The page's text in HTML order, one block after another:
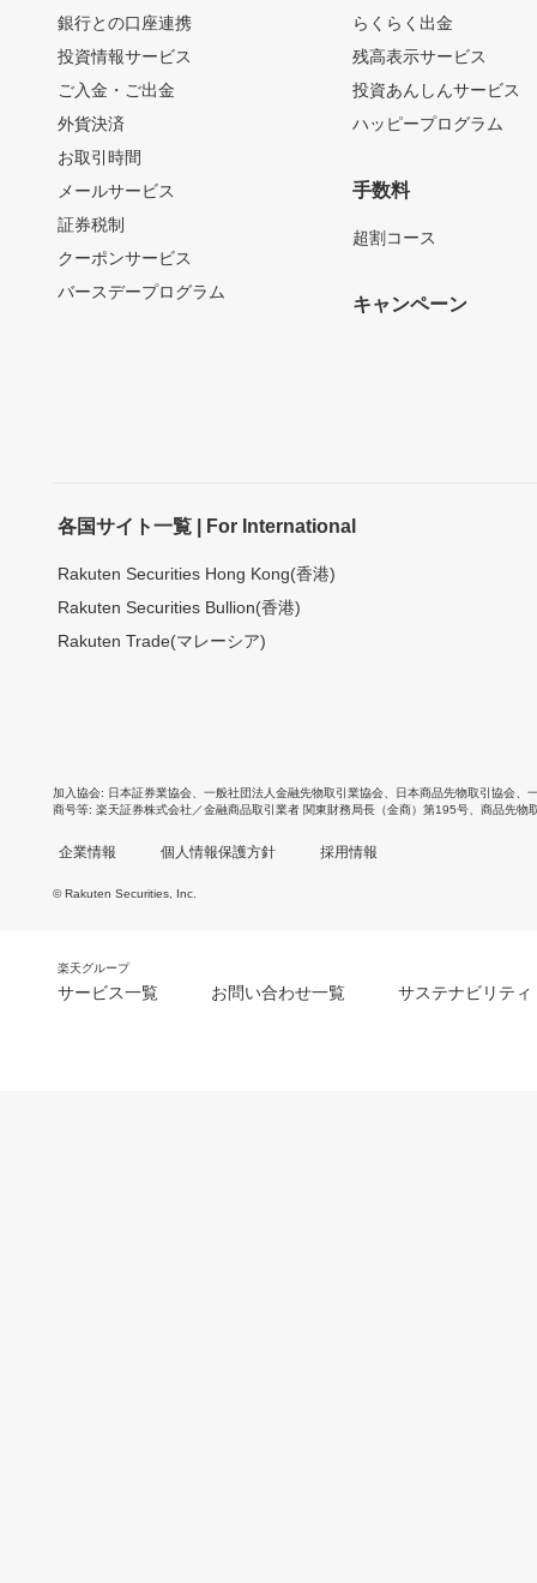
銀行との口座連携
投資情報サービス
ご入金・ご出金
外貨決済
お取引時間
メールサービス
証券税制
クーポンサービス
バースデープログラム
らくらく出金
残高表示サービス
投資あんしんサービス
ハッピープログラム
手数料
超割コース
キャンペーン
各国サイト一覧 | For International
Rakuten Securities Hong Kong(香港)
Rakuten Securities Bullion(香港)
Rakuten Trade(マレーシア)
加入協会 日本証券業協会 一般社団法人金融先物取引業協会 日本商品先物取引協会
商号等 楽天証券株式会社／金融商品取引業者 関東財務局長（金商）第195号、商品先物
企業情報 個人情報保護方針 採用情報
© Rakuten Securities, Inc.
楽天グループ
サービス一覧 お問い合わせ一覧 サステナビリティ